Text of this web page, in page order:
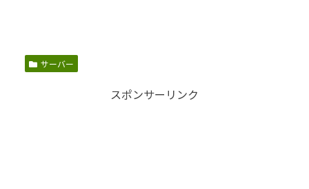
サーバー
スポンサーリンク